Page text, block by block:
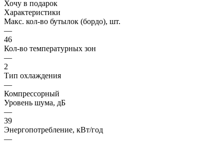
Хочу в подарок
Характеристики
Макс. кол-во бутылок (бордо), шт.
—
46
Кол-во температурных зон
—
2
Тип охлаждения
—
Компрессорный
Уровень шума, дБ
—
39
Энергопотребление, кВт/год
—